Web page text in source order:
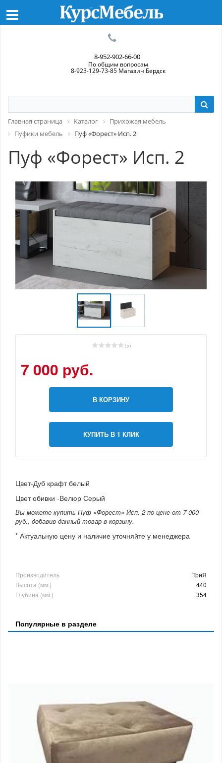
8-952-902-66-00
По общим вопросам
8-923-129-73-85 Магазин Бердск
Главная страница Каталог
Прихожая мебель
Пуфики мебель
Пуф «Форест» Исп. 2
Пуф «Форест» Исп. 2
( 0 )
7 000 руб.
В КОРЗИНУ
КУПИТЬ В 1 КЛИК
Цвет-Дуб крафт белый
Цвет обивки -Велюр Серый
Вы можете купить Пуф «Форест» Исп. 2 по цене от 7 000
руб., добавив данный товар в корзину.
* Актуальную цену и наличие уточняйте у менеджера
Производитель
ТриЯ
Высота (мм.)
440
Глубина (мм.)
354
Популярные в разделе